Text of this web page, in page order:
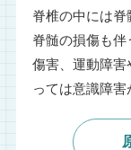
脊椎の中には
脊髄の損傷も
傷害、運動障害
っては意識障害